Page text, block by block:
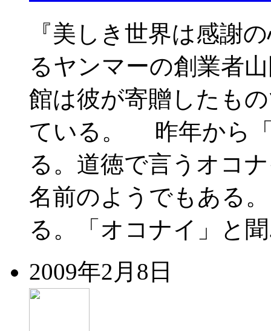
『美しき世界は感謝
るヤンマーの創業者
館は彼が寄贈したも
ている。 昨年から
る。道徳で言うオコ
名前のようでもある
る。「オコナイ」と
2009年2月8日